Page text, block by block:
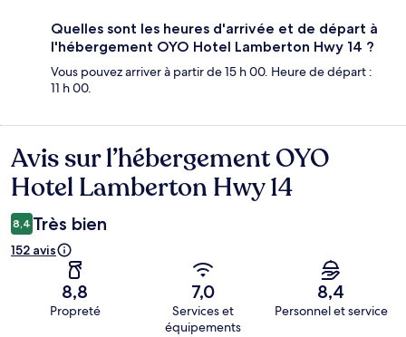
Quelles sont les heures d'arrivée et de départ à
l'hébergement OYO Hotel Lamberton Hwy 14 ?
Vous pouvez arriver à partir de 15 h 00. Heure de départ :
11 h 00.
Avis
Avis sur l’hébergement OYO
Hotel Lamberton Hwy 14
8,4 Très bien
152 avis
8,8
Propreté
7,0
Services et
équipements
8,4
Personnel et service